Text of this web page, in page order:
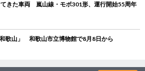
きた車両 嵐山線・モボ301形、運行開始55周年
歌山」 和歌山市立博物館で8月8日から